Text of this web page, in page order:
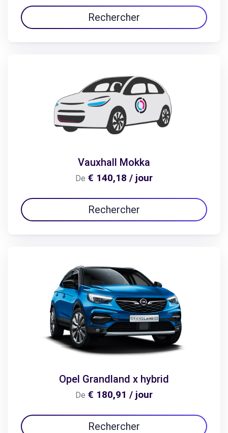
Rechercher
Vauxhall Mokka
De € 140,18 / jour
Rechercher
Opel Grandland x hybrid
De € 180,91 / jour
Rechercher